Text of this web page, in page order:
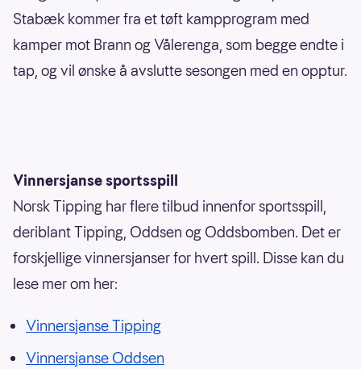
Stabæk kommer fra et tøft kampprogram med
kamper mot Brann og Vålerenga, som begge endte i
tap, og vil ønske å avslutte sesongen med en opptur.
Vinnersjanse sportsspill
Norsk Tipping har flere tilbud innenfor sportsspill,
deriblant Tipping, Oddsen og Oddsbomben. Det er
forskjellige vinnersjanser for hvert spill. Disse kan du
lese mer om her:
Vinnersjanse Tipping
Vinnersjanse Oddsen